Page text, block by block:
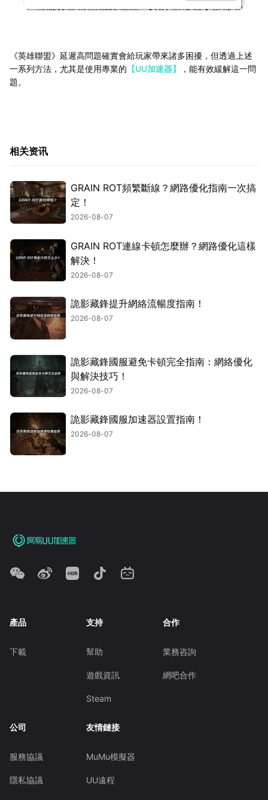
《英雄聯盟》延遲高問題確實會給玩家帶來諸多困擾，但透過上述
一系列方法，尤其是使用專業的 【UU加速器】
，能有效緩解這一問
題。
相关资讯
GRAIN ROT頻繁斷線？網路優化指南一次搞
定！
2026-08-07
GRAIN ROT連線卡頓怎麼辦？網路優化這樣
解決！
2026-08-07
詭影藏鋒提升網絡流暢度指南！
2026-08-07
詭影藏鋒國服避免卡頓完全指南：網絡優化
與解決技巧！
2026-08-07
詭影藏鋒國服加速器設置指南！
2026-08-07
產品
下載
支持
幫助
遊戲資訊
Steam
合作
業務咨詢
網吧合作
公司
服務協議
隱私協議
友情鏈接
MuMu模擬器
UU遠程